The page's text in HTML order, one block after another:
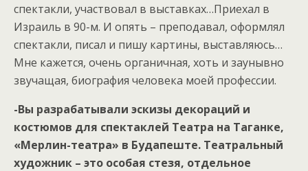
спектакли, участвовал в выставках…Приехал в
Израиль в 90-м. И опять – преподавал, оформлял
спектакли, писал и пишу картины, выставляюсь…
Мне кажется, очень органичная, хоть и заунывно
звучащая, биография человека моей профессии.
-Вы разрабатывали эскизы декораций и
костюмов для спектаклей Театра на Таганке,
«Мерлин-театра» в Будапеште. Театральный
художник – это особая стезя, отдельное